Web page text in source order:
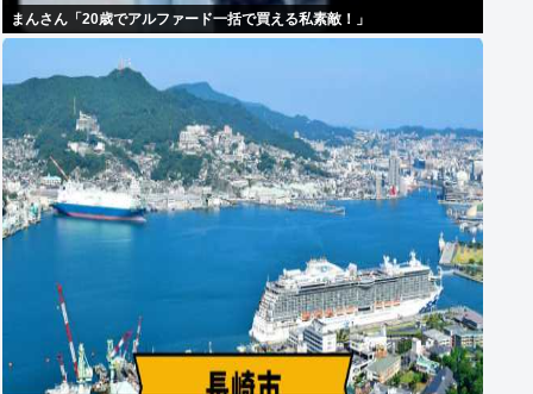
まんさん「20歳でアルファード一括で買える私素敵！」